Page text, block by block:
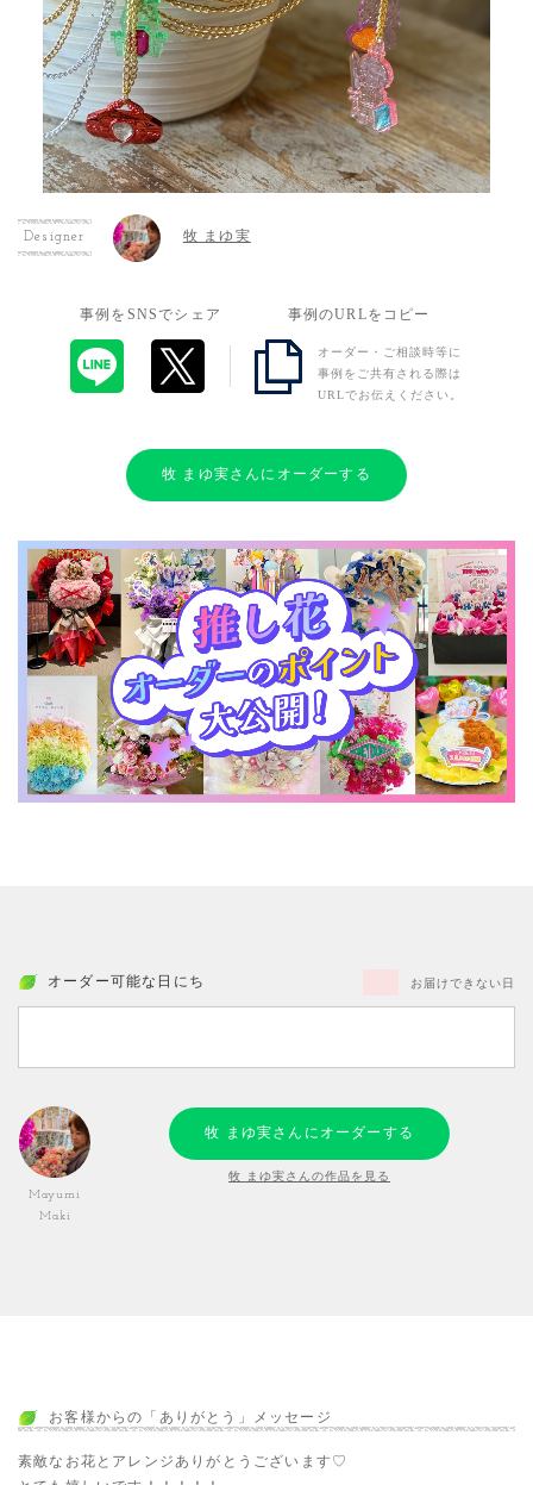
Designer 牧 まゆ実
事例をSNSでシェア 事例のURLをコピー
オーダー・ご相談時等に
事例をご共有される際は
URLでお伝えください。
牧 まゆ実さんにオーダーする
オーダー可能な日にち お届けできない日
Mayumi
Maki
牧 まゆ実さんにオーダーする
牧 まゆ実さんの作品を見る
お客様からの「ありがとう」メッセージ
素敵なお花とアレンジありがとうございます♡